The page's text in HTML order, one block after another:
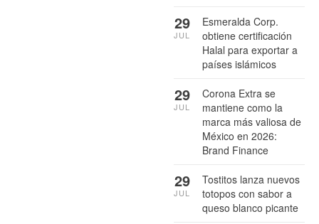
Esmeralda Corp.
obtiene certificación
Halal para exportar a
países islámicos
29
JUL
Corona Extra se
mantiene como la
marca más valiosa de
México en 2026:
Brand Finance
29
JUL
Tostitos lanza nuevos
totopos con sabor a
queso blanco picante
29
JUL